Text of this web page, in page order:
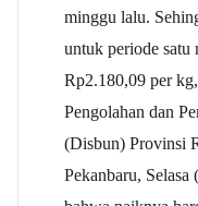
minggu lalu.
untuk periode satu
Rp2.180,09 per
Pengolahan dan
(Disbun) Provinsi
Pekanbaru,